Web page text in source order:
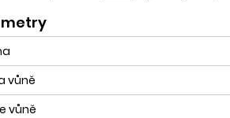
vůně
vůně